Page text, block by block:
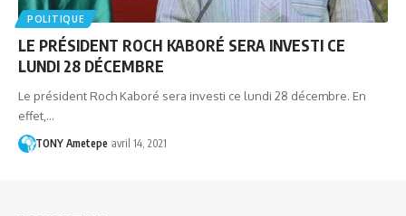
POLITIQUE
LE PRÉSIDENT ROCH KABORÉ SERA INVESTI CE
LUNDI 28 DÉCEMBRE
Le président Roch Kaboré sera investi ce lundi 28 décembre. En
effet,…
TONY Ametepe avril 14, 2021